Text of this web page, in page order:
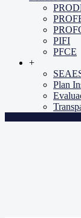
PIFI
PFCE
+
Plan